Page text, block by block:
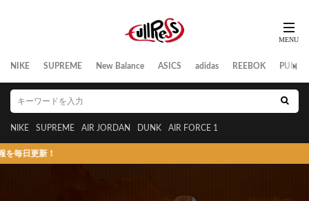
NIKE SUPREME New Balance ASICS adidas REEBOK PUMA
NIKE SUPREME AIR JORDAN DUNK AIR FORCE 1